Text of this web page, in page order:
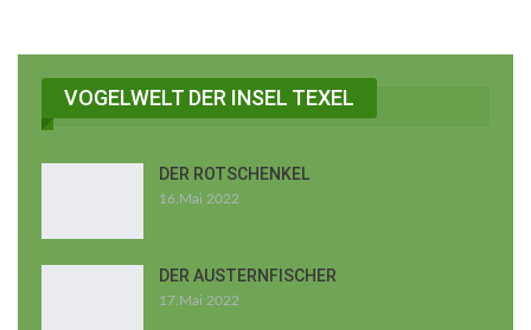
VOGELWELT DER INSEL TEXEL
DER ROTSCHENKEL
16.Mai 2022
DER AUSTERNFISCHER
17.Mai 2022